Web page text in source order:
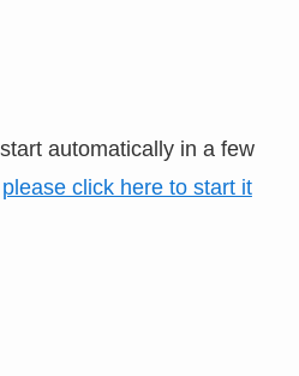
automatically in a few
please click here to start it